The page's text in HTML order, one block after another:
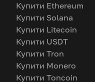
Купити Ethereum
Купити Solana
Купити Litecoin
Купити USDT
Купити Tron
Купити Monero
Купити Toncoin